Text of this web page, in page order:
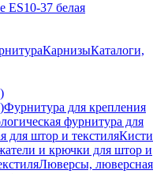
ES10-37 белая
КарнизыКаталоги,
Фурнитура для крепления
фурнитура для
для штор и текстиляКисти
и крючки для штор и
Люверсы, люверсная